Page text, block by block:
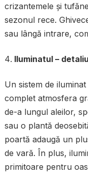
crizantemele și
sezonul rece.
sau lângă intrare,
Iluminatul –
Un sistem de
complet atmosfera
de-a lungul aleilor,
sau o plantă
poartă adaugă un
de vară. În plus,
primitoare pentru